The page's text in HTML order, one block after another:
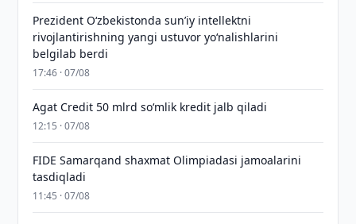
Prezident Oʻzbekistonda sunʼiy intellektni
rivojlantirishning yangi ustuvor yoʻnalishlarini
belgilab berdi
17:46 · 07/08
Agat Credit 50 mlrd so‘mlik kredit jalb qiladi
12:15 · 07/08
FIDE Samarqand shaxmat Olimpiadasi jamoalarini
tasdiqladi
11:45 · 07/08